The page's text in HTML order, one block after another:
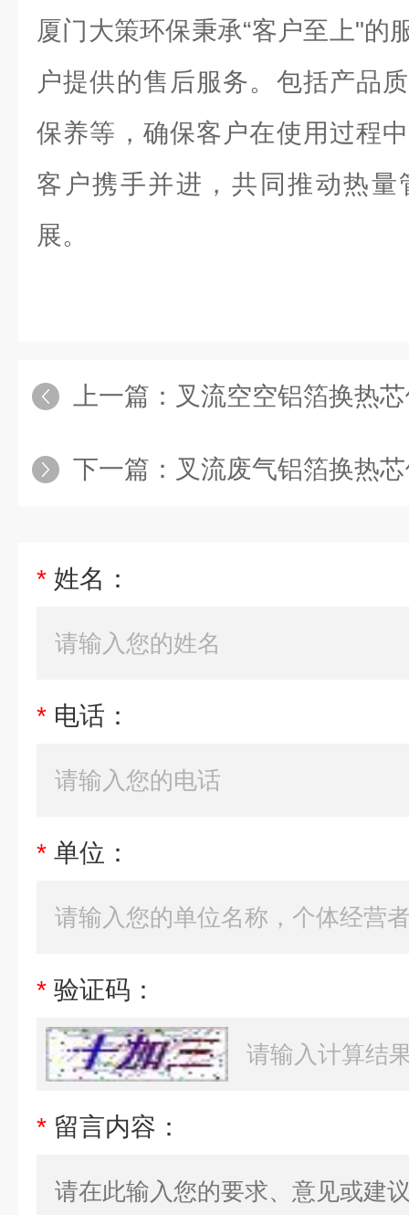
厦门大策环保秉承“客户至上"的
户提供的售后服务。包括产品
保养等，确保客户在使用过程
客户携手并进，共同推动热
展。
上一篇： 叉流空空铝箔换热
下一篇： 叉流废气铝箔换热
* 姓名：
* 电话：
* 单位：
* 验证码：
* 留言内容：